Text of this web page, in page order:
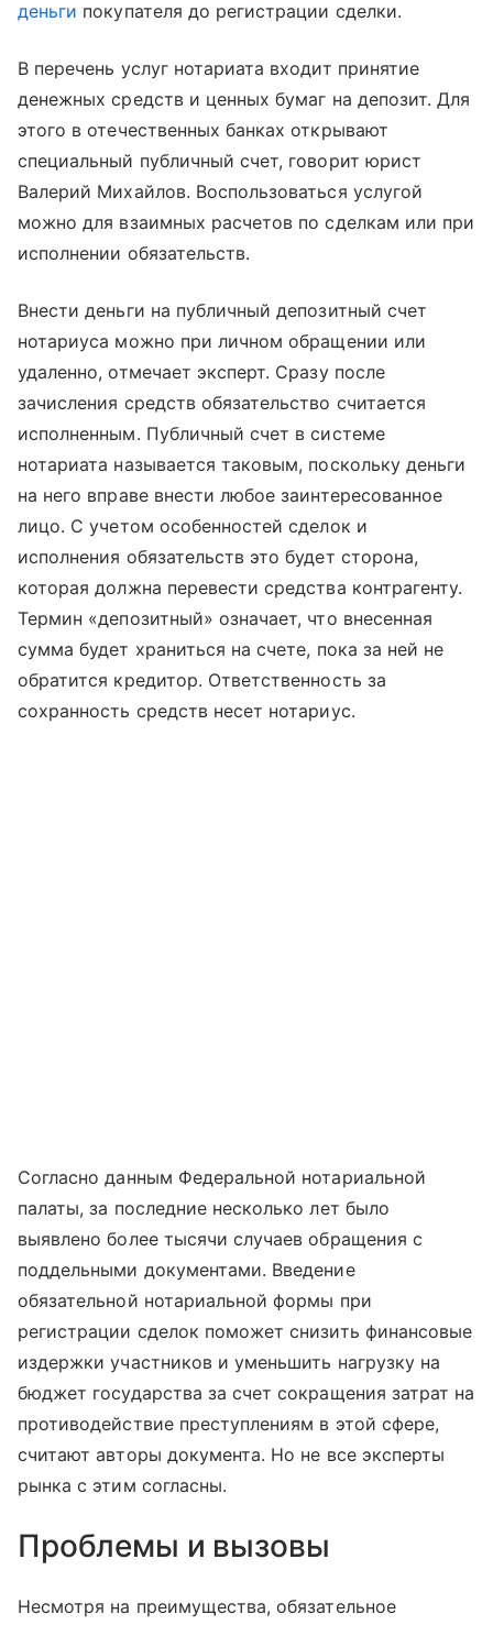
деньги покупателя до регистрации сделки.
В перечень услуг нотариата входит принятие
денежных средств и ценных бумаг на депозит. Для
этого в отечественных банках открывают
специальный публичный счет, говорит юрист
Валерий Михайлов. Воспользоваться услугой
можно для взаимных расчетов по сделкам или при
исполнении обязательств.
Внести деньги на публичный депозитный счет
нотариуса можно при личном обращении или
удаленно, отмечает эксперт. Сразу после
зачисления средств обязательство считается
исполненным. Публичный счет в системе
нотариата называется таковым, поскольку деньги
на него вправе внести любое заинтересованное
лицо. С учетом особенностей сделок и
исполнения обязательств это будет сторона,
которая должна перевести средства контрагенту.
Термин «депозитный» означает, что внесенная
сумма будет храниться на счете, пока за ней не
обратится кредитор. Ответственность за
сохранность средств несет нотариус.
Согласно данным Федеральной нотариальной
палаты, за последние несколько лет было
выявлено более тысячи случаев обращения с
поддельными документами. Введение
обязательной нотариальной формы при
регистрации сделок поможет снизить финансовые
издержки участников и уменьшить нагрузку на
бюджет государства за счет сокращения затрат на
противодействие преступлениям в этой сфере,
считают авторы документа. Но не все эксперты
рынка с этим согласны.
Проблемы и вызовы
Несмотря на преимущества, обязательное